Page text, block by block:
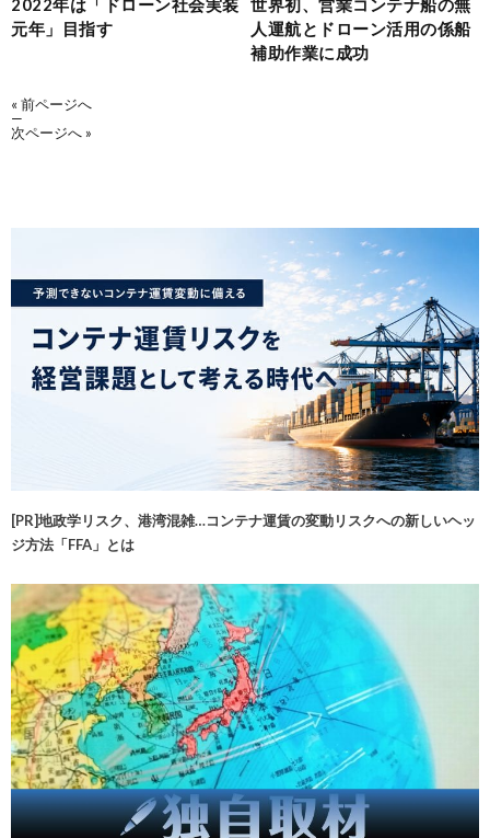
元年」目指す
人運航とドローン活用の係船
補助作業に成功
« 前ページへ
—
次ページへ »
[PR]地政学リスク、港湾混雑…コンテナ運賃の変動リスクへの新しいヘッ
ジ方法「FFA」とは